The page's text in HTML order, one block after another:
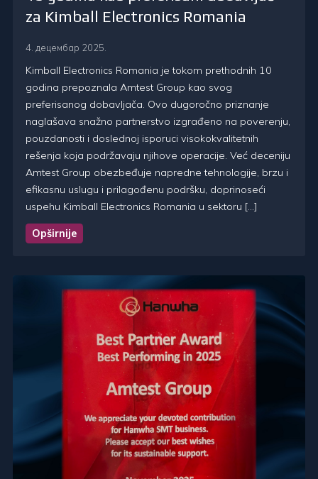
za Kimball Electronics Romania
4. децембар 2025.
Kimball Electronics Romania je tokom prethodnih 10
godina prepoznala Amtest Group kao svog
preferisanog dobavljača. Ovo dugoročno priznanje
naglašava snažno partnerstvo izgrađeno na poverenju,
pouzdanosti i doslednoj isporuci visokokvalitetnih
rešenja koja podržavaju njihove operacije. Već deceniju
Amtest Group obezbeđuje napredne tehnologije, brzu i
efikasnu uslugu i prilagođenu podršku, doprinoseći
uspehu Kimball Electronics Romania u sektoru […]
Opširnije